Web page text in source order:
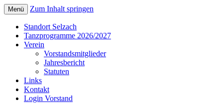
Senioren-Tanz Region
Solothurn
Tanz Region Solothurn
Menü Zum Inhalt springen
Standort Selzach
Tanzprogramme 2026/2027
Verein
Vorstandsmitglieder
Jahresbericht
Statuten
Links
Kontakt
Login Vorstand